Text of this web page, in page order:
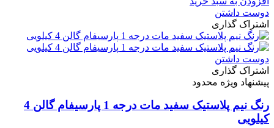
دوست داشتن
اشتراک گذاری
دوست داشتن
اشتراک گذاری
پیشنهاد ویژه محدود
رنگ نیم پلاستیک سفید مات درجه 1 پارسیفام گالن 4
کیلویی